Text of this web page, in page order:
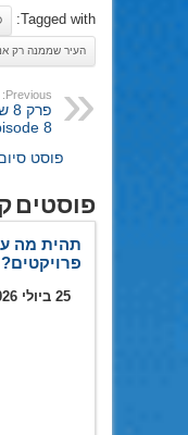
Tagged with:
העיר שממנה רק
Previous:
8
פוסט
פוסטים
25 ביולי 2026